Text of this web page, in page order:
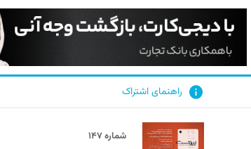
راهنمای اشتراک
شماره ۱۴۷